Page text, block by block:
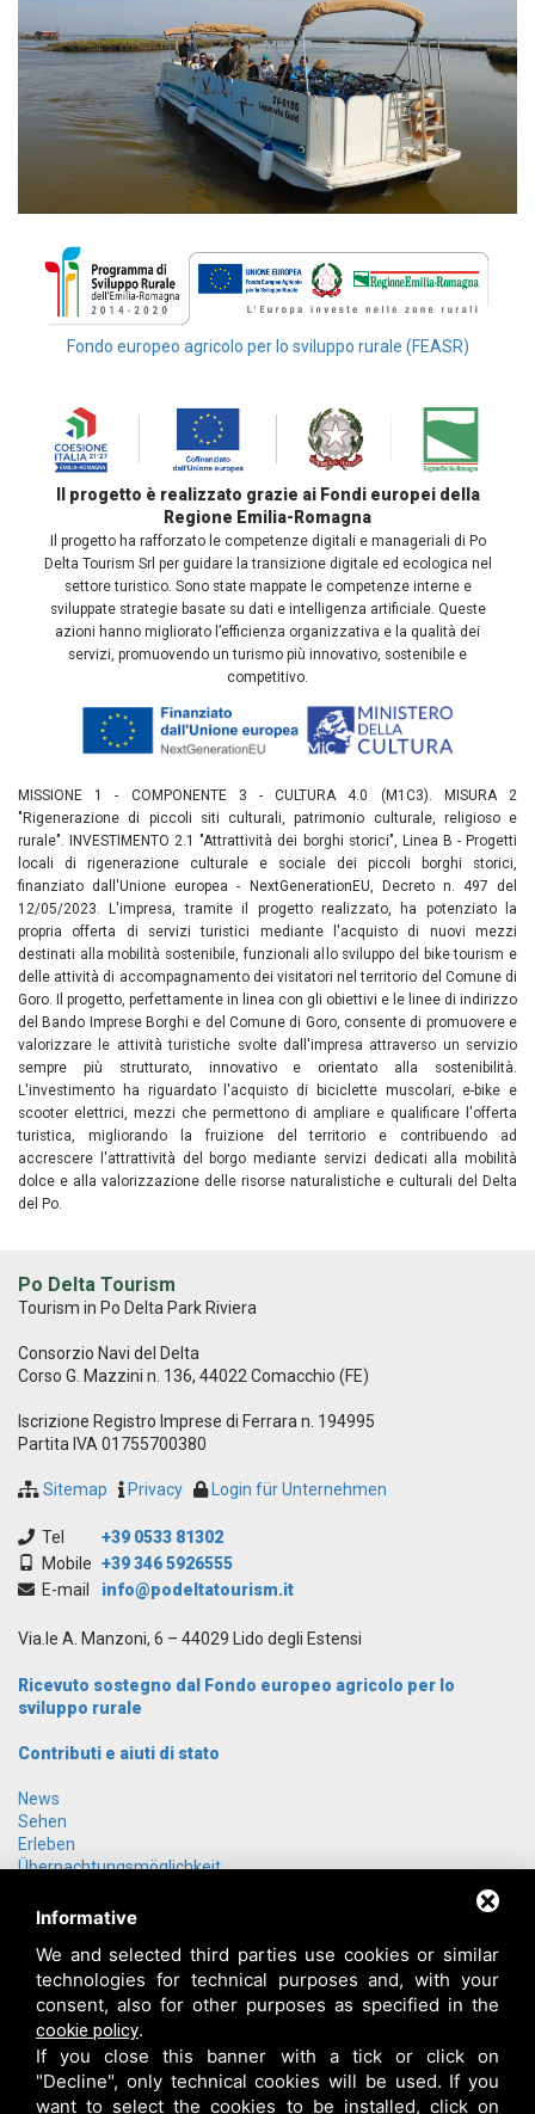
Fondo europeo agricolo per lo sviluppo rurale (FEASR)
Il progetto è realizzato grazie ai Fondi europei della
Regione Emilia-Romagna
Il progetto ha rafforzato le competenze digitali e manageriali di Po
Delta Tourism Srl per guidare la transizione digitale ed ecologica nel
settore turistico. Sono state mappate le competenze interne e
sviluppate strategie basate su dati e intelligenza artificiale. Queste
azioni hanno migliorato l’efficienza organizzativa e la qualità dei
servizi, promuovendo un turismo più innovativo, sostenibile e
competitivo.
MISSIONE 1 - COMPONENTE 3 - CULTURA 4.0 (M1C3). MISURA 2
"Rigenerazione di piccoli siti culturali, patrimonio culturale, religioso e
rurale". INVESTIMENTO 2.1 "Attrattività dei borghi storici", Linea B - Progetti
locali di rigenerazione culturale e sociale dei piccoli borghi storici,
finanziato dall'Unione europea - NextGenerationEU, Decreto n. 497 del
12/05/2023. L'impresa, tramite il progetto realizzato, ha potenziato la
propria offerta di servizi turistici mediante l'acquisto di nuovi mezzi
destinati alla mobilità sostenibile, funzionali allo sviluppo del bike tourism e
delle attività di accompagnamento dei visitatori nel territorio del Comune di
Goro. Il progetto, perfettamente in linea con gli obiettivi e le linee di indirizzo
del Bando Imprese Borghi e del Comune di Goro, consente di promuovere e
valorizzare le attività turistiche svolte dall'impresa attraverso un servizio
sempre più strutturato, innovativo e orientato alla sostenibilità.
L'investimento ha riguardato l'acquisto di biciclette muscolari, e-bike e
scooter elettrici, mezzi che permettono di ampliare e qualificare l'offerta
turistica, migliorando la fruizione del territorio e contribuendo ad
accrescere l'attrattività del borgo mediante servizi dedicati alla mobilità
dolce e alla valorizzazione delle risorse naturalistiche e culturali del Delta
del Po.
Po Delta Tourism
Tourism in Po Delta Park Riviera
Consorzio Navi del Delta
Corso G. Mazzini n. 136, 44022 Comacchio (FE)
Iscrizione Registro Imprese di Ferrara n. 194995
Partita IVA 01755700380
Sitemap Privacy Login für Unternehmen
Tel
+39 0533 81302
Mobile +39 346 5926555
E-mail
info@podeltatourism.it
Via.le A. Manzoni, 6 – 44029 Lido degli Estensi
Ricevuto sostegno dal Fondo europeo agricolo per lo
sviluppo rurale
Contributi e aiuti di stato
News
Sehen
Erleben
Übernachtungsmöglichkeit
Anreise
Kontakt
Login
Informative
We and selected third parties use cookies or similar
technologies for technical purposes and, with your
consent, also for other purposes as specified in the
cookie policy.
If you close this banner with a tick or click on
"Decline", only technical cookies will be used. If you
want to select the cookies to be installed, click on